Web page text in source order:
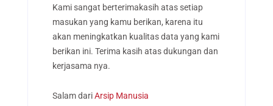
Kami sangat berterimakasih atas setiap
masukan yang kamu berikan, karena itu
akan meningkatkan kualitas data yang kami
berikan ini. Terima kasih atas dukungan dan
kerjasama nya.
Salam dariArsip Manusia